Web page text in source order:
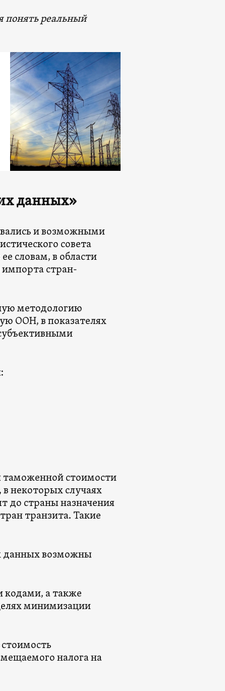
понять реальный
данных»
и возможными
совета
словам, в области
импорта стран-
методологию
ООН, в показателях
таможенной стоимости
некоторых случаях
до страны назначения
транзита. Такие
данных возможны
а также
минимизации
налога на